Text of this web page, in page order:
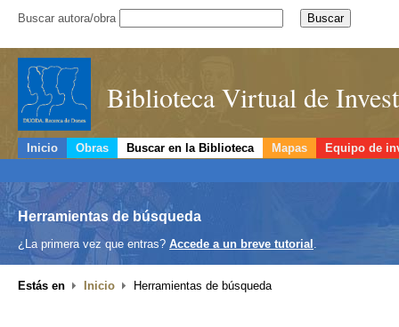
Buscar autora/obra
Biblioteca Virtual de
Inicio Obras Buscar en la Biblioteca Mapas Equipo de
Herramientas de búsqueda
¿La primera vez que entras? Accede a un breve tutorial .
Estás en Inicio Herramientas de búsqueda